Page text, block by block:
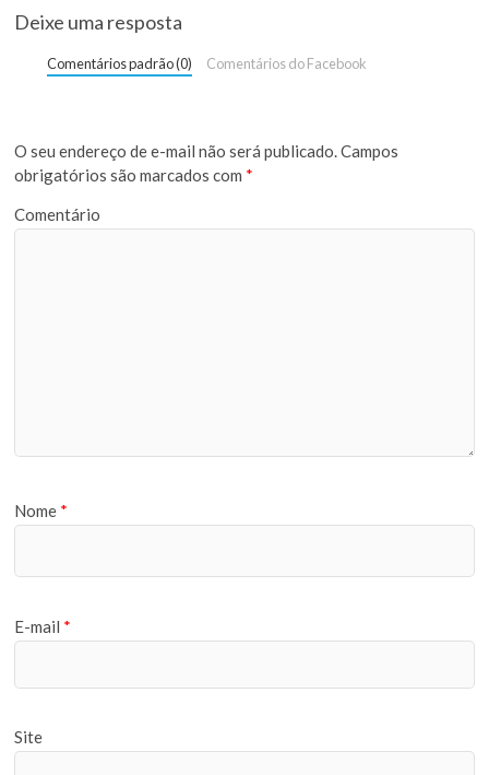
Deixe uma resposta
Comentários padrão (0) Comentários do Facebook
O seu endereço de e-mail não será publicado.Campos
obrigatórios são marcados com *
Comentário
Nome *
E-mail *
Site